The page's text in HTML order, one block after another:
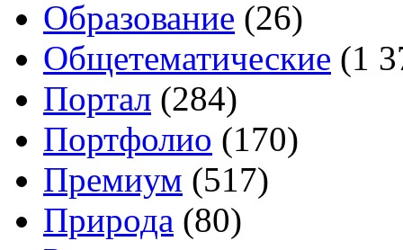
Образование (26)
Общетематические (1
Портал (284)
Портфолио (170)
Премиум (517)
Природа (80)